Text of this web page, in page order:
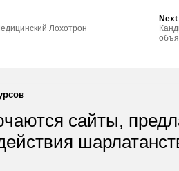
Лохотрон
сайты,